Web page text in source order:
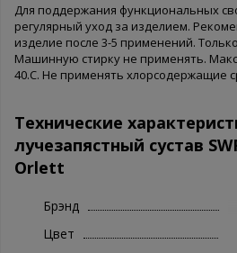
Для поддержания функциональных
регулярный уход за изделием.
изделие после 3-5 применений.
Машинную стирку не применять.
40.С. Не применять хлорсодержащие
отжимая, вдали от нагревательных
Технические
лучезапястный сустав
Orlett
Брэнд
Цвет